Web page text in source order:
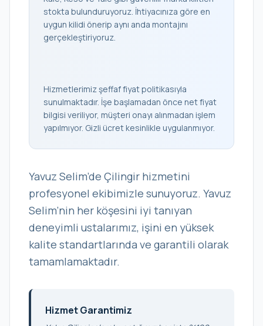
stokta bulunduruyoruz. İhtiyacınıza göre en
uygun kilidi önerip aynı anda montajını
gerçekleştiriyoruz.
Hizmetlerimiz şeffaf fiyat politikasıyla
sunulmaktadır. İşe başlamadan önce net fiyat
bilgisi veriliyor, müşteri onayı alınmadan işlem
yapılmıyor. Gizli ücret kesinlikle uygulanmıyor.
Yavuz Selim’de Çilingir hizmetini
profesyonel ekibimizle sunuyoruz. Yavuz
Selim’nin her köşesini iyi tanıyan
deneyimli ustalarımız, işini en yüksek
kalite standartlarında ve garantili olarak
tamamlamaktadır.
Hizmet Garantimiz